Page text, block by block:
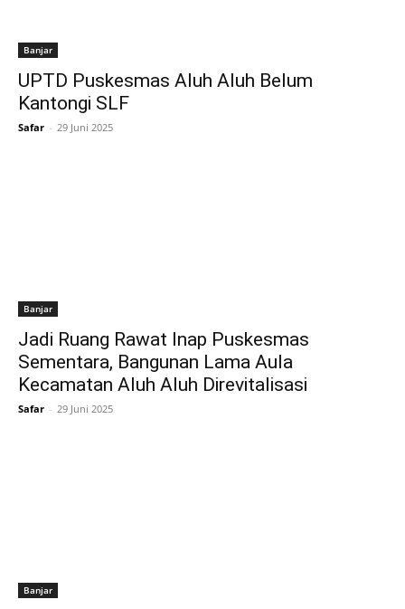
Banjar
UPTD Puskesmas Aluh Aluh Belum
Kantongi SLF
Safar - 29 Juni 2025
Banjar
Jadi Ruang Rawat Inap Puskesmas
Sementara, Bangunan Lama Aula
Kecamatan Aluh Aluh Direvitalisasi
Safar - 29 Juni 2025
Banjar